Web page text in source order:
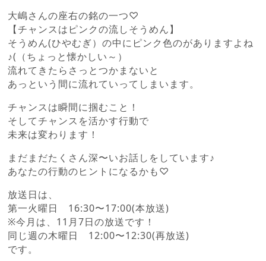
大嶋さんの座右の銘の一つ♡
【チャンスはピンクの流しそうめん】
そうめん(ひやむぎ）の中にピンク色のがありますよね
♪(（ちょっと懐かしい～）
流れてきたらさっとつかまないと
あっという間に流れていってしまいます。
チャンスは瞬間に掴むこと！
そしてチャンスを活かす行動で
未来は変わります！
まだまだたくさん深〜いお話しをしています♪
あなたの行動のヒントになるかも♡
放送日は、
第一火曜日 16:30〜17:00(本放送)
※今月は、11月7日の放送です！
同じ週の木曜日 12:00〜12:30(再放送)
です。